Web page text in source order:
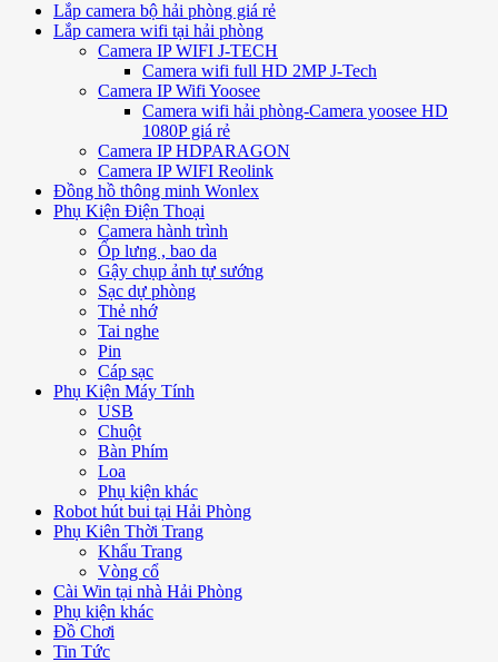
Lắp camera bộ hải phòng giá rẻ
Lắp camera wifi tại hải phòng
Camera IP WIFI J-TECH
Camera wifi full HD 2MP J-Tech
Camera IP Wifi Yoosee
Camera wifi hải phòng-Camera yoosee HD
1080P giá rẻ
Camera IP HDPARAGON
Camera IP WIFI Reolink
Đồng hồ thông minh Wonlex
Phụ Kiện Điện Thoại
Camera hành trình
Ốp lưng , bao da
Gậy chụp ảnh tự sướng
Sạc dự phòng
Thẻ nhớ
Tai nghe
Pin
Cáp sạc
Phụ Kiện Máy Tính
USB
Chuột
Bàn Phím
Loa
Phụ kiện khác
Robot hút bui tại Hải Phòng
Phụ Kiên Thời Trang
Khẩu Trang
Vòng cổ
Cài Win tại nhà Hải Phòng
Phụ kiện khác
Đồ Chơi
Tin Tức